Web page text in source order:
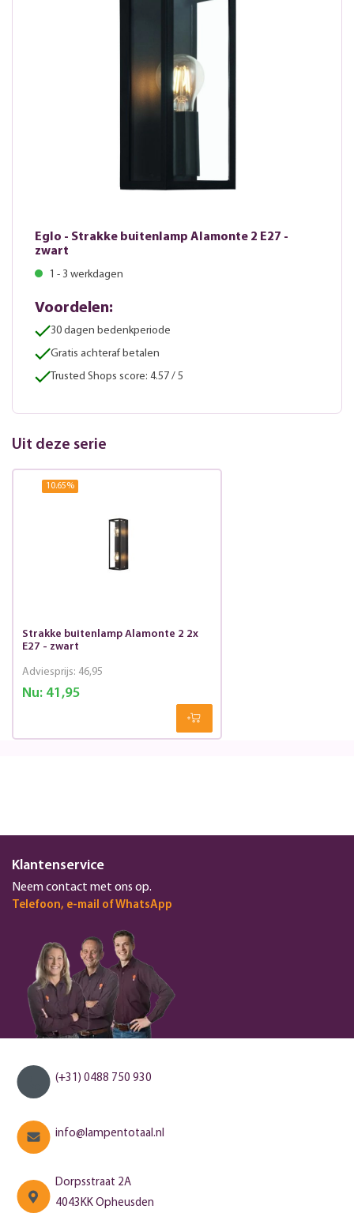
Eglo - Strakke buitenlamp Alamonte 2 E27 -
zwart
1 - 3 werkdagen
Voordelen:
30 dagen bedenkperiode
Gratis achteraf betalen
Trusted Shops score: 4.57 / 5
Uit deze serie
10.65%
Strakke buitenlamp Alamonte 2 2x
E27 - zwart
Nu:41,95
Adviesprijs: 46,95
Klantenservice
Neem contact met ons op.
Telefoon, e-mail of WhatsApp
(+31) 0488 750 930
info@lampentotaal.nl
Dorpsstraat 2A
4043KK Opheusden